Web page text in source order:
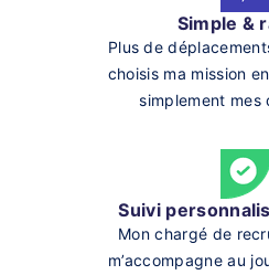
Simple &
Plus de
choisis ma mission
simplement mes
Suivi
Mon chargé de
m’accompagne au